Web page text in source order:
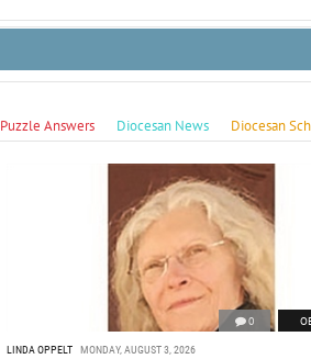
Puzzle Answers Diocesan News Diocesan
0
LINDA OPPELT MONDAY, AUGUST 3, 2026